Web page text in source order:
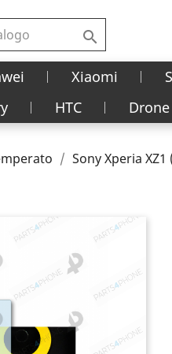

Xiaomi
HTC Drone
Sony Xperia